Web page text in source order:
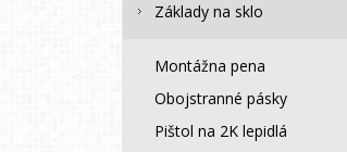
Základy na sklo
Montážna pena
Obojstranné pásky
Pištol na 2K lepidlá